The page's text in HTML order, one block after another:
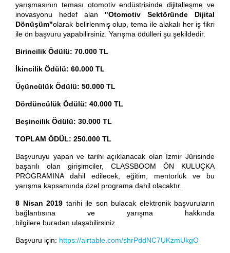
yarışmasının teması otomotiv endüstrisinde dijitalleşme ve
inovasyonu hedef alan "Otomotiv Sektöründe Dijital
Dönüşüm"olarak belirlenmiş olup, tema ile alakalı her iş fikri
ile ön başvuru yapabilirsiniz. Yarışma ödülleri şu şekildedir.
Birincilik Ödülü: 70.000 TL
İkincilik Ödülü: 60.000 TL
Üçüncülük Ödülü: 50.000 TL
Dördüncülük Ödülü: 40.000 TL
Beşincilik Ödülü: 30.000 TL
TOPLAM ÖDÜL: 250.000 TL
Başvuruyu yapan ve tarihi açıklanacak olan İzmir Jürisinde
başarılı olan girişimciler, CLASSBOOM ÖN KULUÇKA
PROGRAMINA dahil edilecek, eğitim, mentorlük ve bu
yarışma kapsamında özel programa dahil olacaktır.
8 Nisan 2019 tarihi ile son bulacak elektronik başvuruların
bağlantısına ve yarışma hakkında
bilgilere buradan ulaşabilirsiniz.
Başvuru için: https://airtable.com/shrPddNC7UKzmUkgO